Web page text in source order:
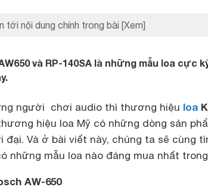
tới nội dung chính trong bài [Xem]
và RP-140SA là những mẫu loa
người chơi audio thì thương hiệu loa
hiệu loa Mỹ có những dòng sản
đại. Và ở bài viết này, chúng ta sẽ cùng
những mẫu loa nào đáng mua nhất trong
AW-650